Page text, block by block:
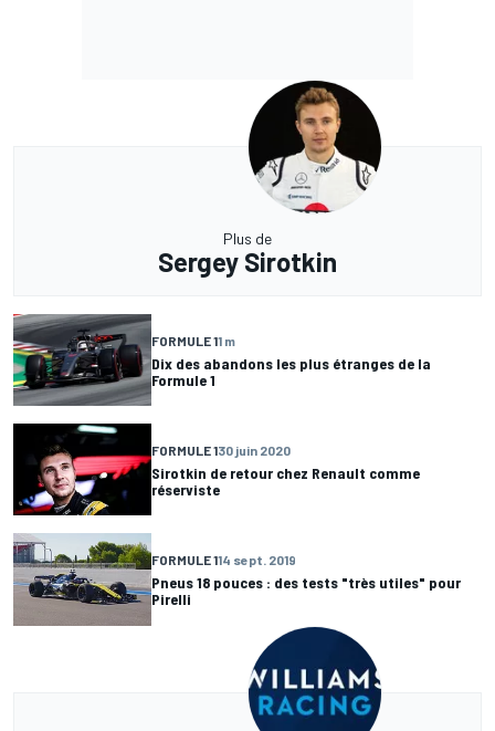
Plus de
Sergey Sirotkin
FORMULE 11 m
Dix des abandons les plus étranges de la
Formule 1
FORMULE 130 juin 2020
Sirotkin de retour chez Renault comme
réserviste
FORMULE 114 sept. 2019
Pneus 18 pouces : des tests "très utiles" pour
Pirelli